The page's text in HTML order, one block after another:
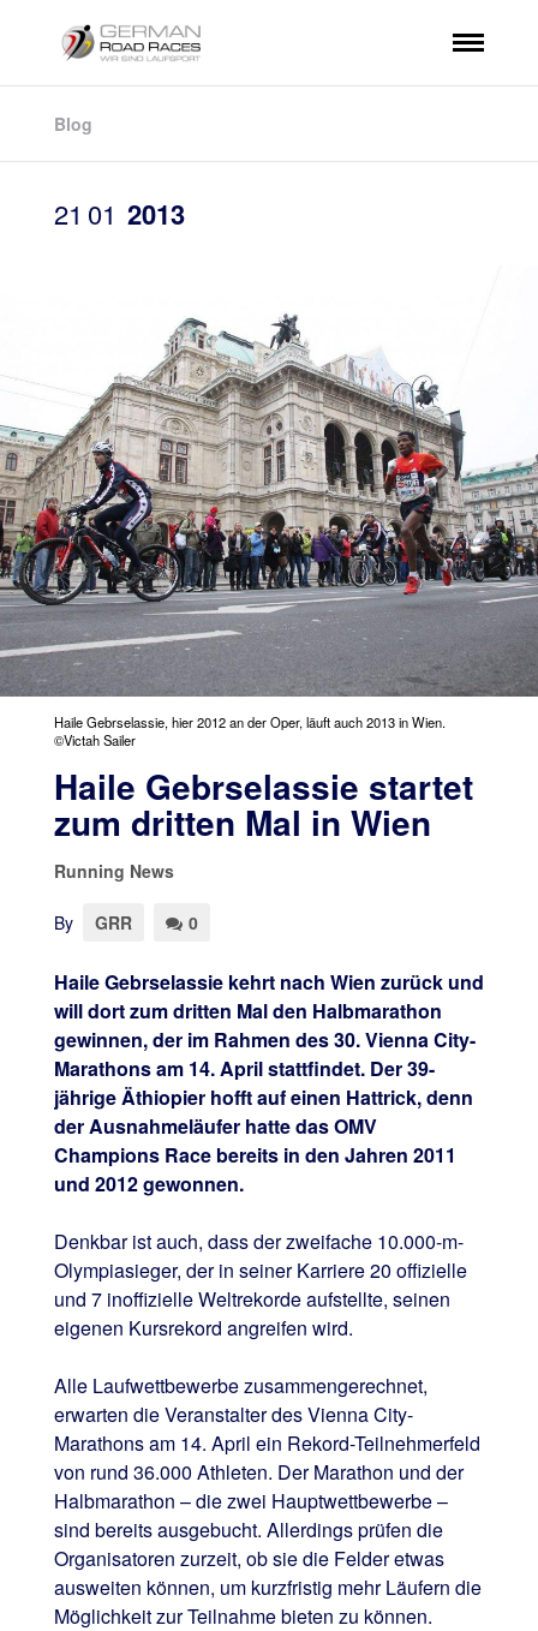
Blog
21 01 2013
Haile Gebrselassie, hier 2012 an der Oper, läuft auch 2013 in Wien.
©Victah Sailer
Haile Gebrselassie startet
zum dritten Mal in Wien
Running News
By GRR 0
Haile Gebrselassie kehrt nach Wien zurück und
will dort zum dritten Mal den Halbmarathon
gewinnen, der im Rahmen des 30. Vienna City-
Marathons am 14. April stattfindet. Der 39-
jährige Äthiopier hofft auf einen Hattrick, denn
der Ausnahmeläufer hatte das OMV
Champions Race bereits in den Jahren 2011
und 2012 gewonnen.
Denkbar ist auch, dass der zweifache 10.000-m-
Olympiasieger, der in seiner Karriere 20 offizielle
und 7 inoffizielle Weltrekorde aufstellte, seinen
eigenen Kursrekord angreifen wird.
Alle Laufwettbewerbe zusammengerechnet,
erwarten die Veranstalter des Vienna City-
Marathons am 14. April ein Rekord-Teilnehmerfeld
von rund 36.000 Athleten. Der Marathon und der
Halbmarathon – die zwei Hauptwettbewerbe –
sind bereits ausgebucht. Allerdings prüfen die
Organisatoren zurzeit, ob sie die Felder etwas
ausweiten können, um kurzfristig mehr Läufern die
Möglichkeit zur Teilnahme bieten zu können.